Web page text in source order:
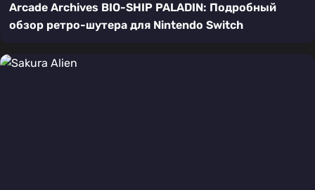
Arcade Archives BIO-SHIP PALADIN: Подробный
обзор ретро-шутера для Nintendo Switch